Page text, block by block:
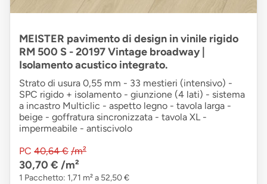
MEISTER pavimento di design in vinile rigido
RM 500 S - 20197 Vintage broadway |
Isolamento acustico integrato.
Strato di usura 0,55 mm - 33 mestieri (intensivo) -
SPC rigido + isolamento - giunzione (4 lati) - sistema
a incastro Multiclic - aspetto legno - tavola larga -
beige - goffratura sincronizzata - tavola XL -
impermeabile - antiscivolo
PC 40,64 € /m²
30,70 € /m²
1 Pacchetto: 1,71 m² a 52,50 €